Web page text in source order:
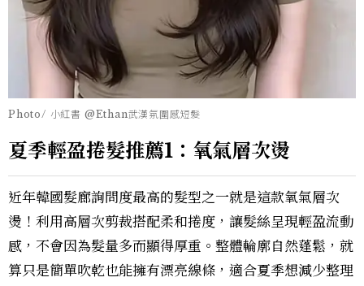
Photo/ 小紅書 @Ethan武漢氛圍感短髮
夏季輕盈捲髮推薦1：氧氣層次燙
近年韓國髮廊詢問度最高的髮型之一就是這款氧氣層次
燙！利用高層次剪裁搭配柔和捲度，讓髮絲呈現輕盈流動
感，不會因為髮量多而顯得厚重。整體輪廓自然蓬鬆，就
算只是簡單吹乾也能擁有漂亮線條，適合夏季想減少整理